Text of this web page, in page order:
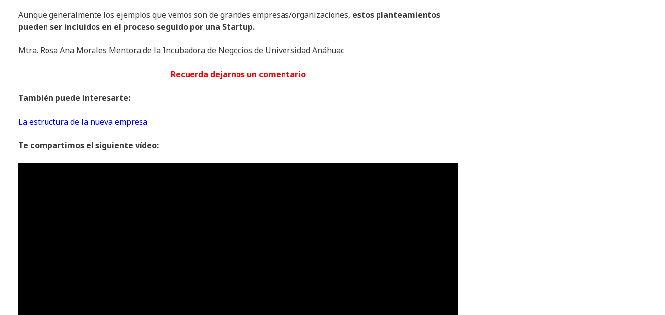
Aunque generalmente los ejemplos que vemos son de grandes empresas/organizaciones, estos planteamientos
pueden ser incluidos en el proceso seguido por una Startup.
Mtra. Rosa Ana Morales Mentora de la Incubadora de Negocios de Universidad Anáhuac
Recuerda dejarnos un comentario
También puede interesarte:
La estructura de la nueva empresa
Te compartimos el siguiente vídeo: